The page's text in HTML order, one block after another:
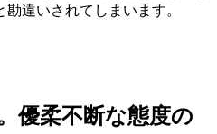
違いされてしまいます。
優柔不断な態度の